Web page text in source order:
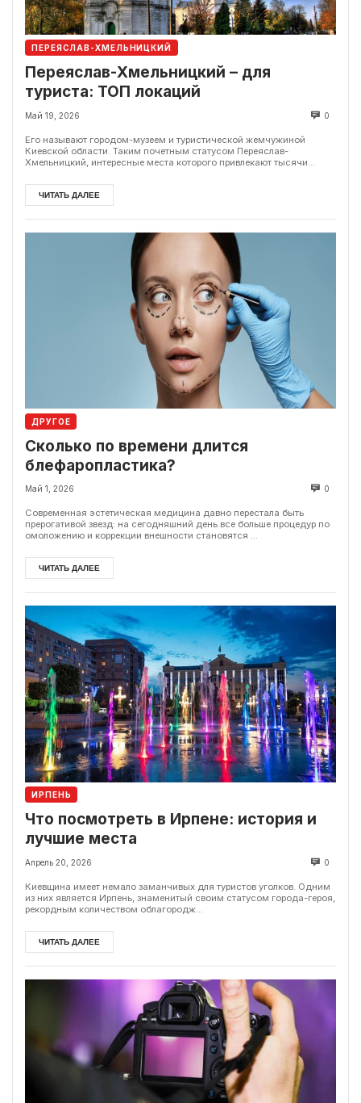
ПЕРЕЯСЛАВ-ХМЕЛЬНИЦКИЙ
Переяслав-Хмельницкий – для
туриста: ТОП локаций
Май 19, 2026 0
Его называют городом-музеем и туристической жемчужиной
Киевской области. Таким почетным статусом Переяслав-
Хмельницкий, интересные места которого привлекают тысячи...
ЧИТАТЬ ДАЛЕЕ
ДРУГОЕ
Сколько по времени длится
блефаропластика?
Май 1, 2026 0
Современная эстетическая медицина давно перестала быть
прерогативой звезд: на сегодняшний день все больше процедур по
омоложению и коррекции внешности становятся ...
ЧИТАТЬ ДАЛЕЕ
ИРПЕНЬ
Что посмотреть в Ирпене: история и
лучшие места
Апрель 20, 2026 0
Киевщина имеет немало заманчивых для туристов уголков. Одним
из них является Ирпень, знаменитый своим статусом города-героя,
рекордным количеством облагородж...
ЧИТАТЬ ДАЛЕЕ